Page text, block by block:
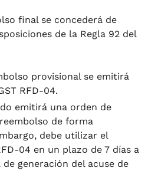
final se concederá de
de la Regla 92 del
provisional se emitirá
RFD-04.
emitirá una orden de
de forma
debe utilizar el
04 en un plazo de 7 días a
generación del acuse de